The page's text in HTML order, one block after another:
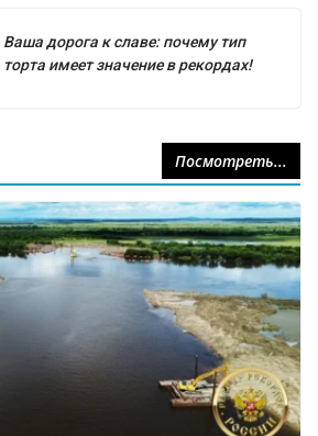
Ваша дорога к славе: почему тип
торта имеет значение в рекордах!
Посмотреть...